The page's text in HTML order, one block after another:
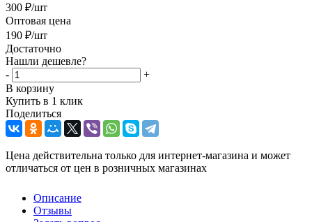
300 ₽/шт
Оптовая цена
190 ₽/шт
Достаточно
Нашли дешевле?
-
+
В корзину
Купить в 1 клик
Поделиться
Цена действительна только для интернет-магазина и может
отличаться от цен в розничных магазинах
Описание
Отзывы